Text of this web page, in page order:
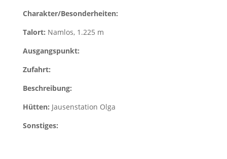
Charakter/Besonderheiten:
Talort: Namlos, 1.225 m
Ausgangspunkt:
Zufahrt:
Beschreibung:
Hütten: Jausenstation Olga
Sonstiges: